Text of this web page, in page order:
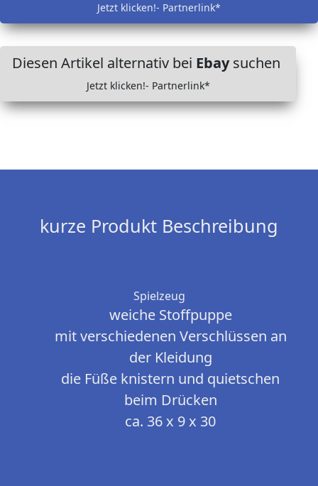
Jetzt klicken!- Partnerlink*
Diesen Artikel alternativ bei Ebaysuchen
Jetzt klicken!- Partnerlink*
kurze Produkt Beschreibung
Spielzeug
weiche Stoffpuppe
mit verschiedenen Verschlüssen an
der Kleidung
die Füße knistern und quietschen
beim Drücken
ca. 36 x 9 x 30